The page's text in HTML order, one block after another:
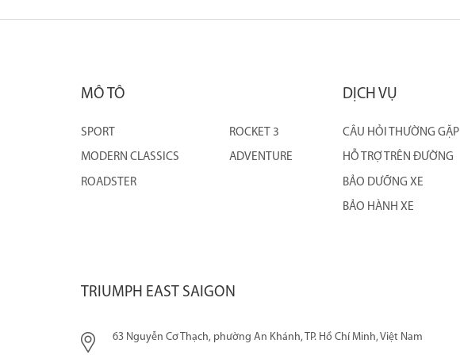
MÔ TÔ
SPORT
ROCKET 3
MODERN CLASSICS
ADVENTURE
ROADSTER
DỊCH VỤ
CÂU HỎI THƯỜNG GẶP
HỖ TRỢ TRÊN ĐƯỜNG
BẢO DƯỠNG XE
BẢO HÀNH XE
TRIUMPH EAST SAIGON
63 Nguyễn Cơ Thạch, phường An Khánh, TP. Hồ Chí Minh, Việt Nam